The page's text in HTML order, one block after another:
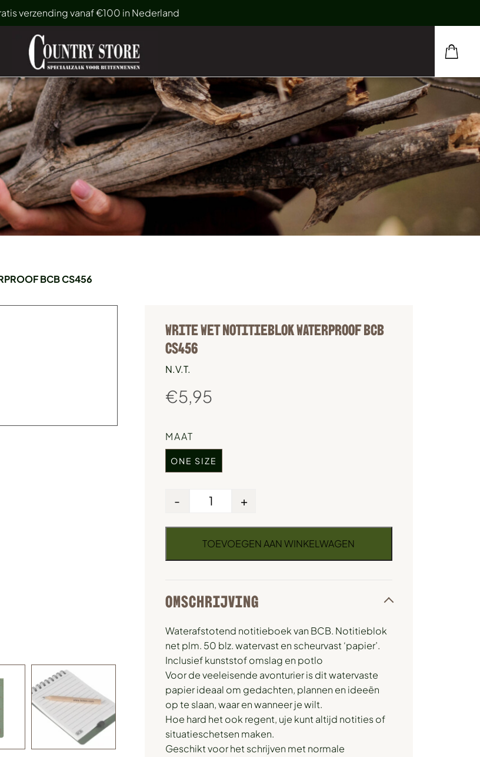
verzending vanaf €100 in Nederland
BCB CS456
WRITE WET NOTITIEBLOK WATERPROOF BCB
CS456
N.V.T.
€5,95
MAAT
ONE SIZE
- +
TOEVOEGEN AAN WINKELWAGEN
OMSCHRIJVING
Waterafstotend notitieboek van BCB. Notitieblok
net plm. 50 blz. watervast en scheurvast ‘papier’.
Inclusief kunststof omslag en potlo
Voor de veeleisende avonturier is dit watervaste
papier ideaal om gedachten, plannen en ideeën
op te slaan, waar en wanneer je wilt.
Hoe hard het ook regent, uje kunt altijd notities of
situatieschetsen maken.
Geschikt voor het schrijven met normale